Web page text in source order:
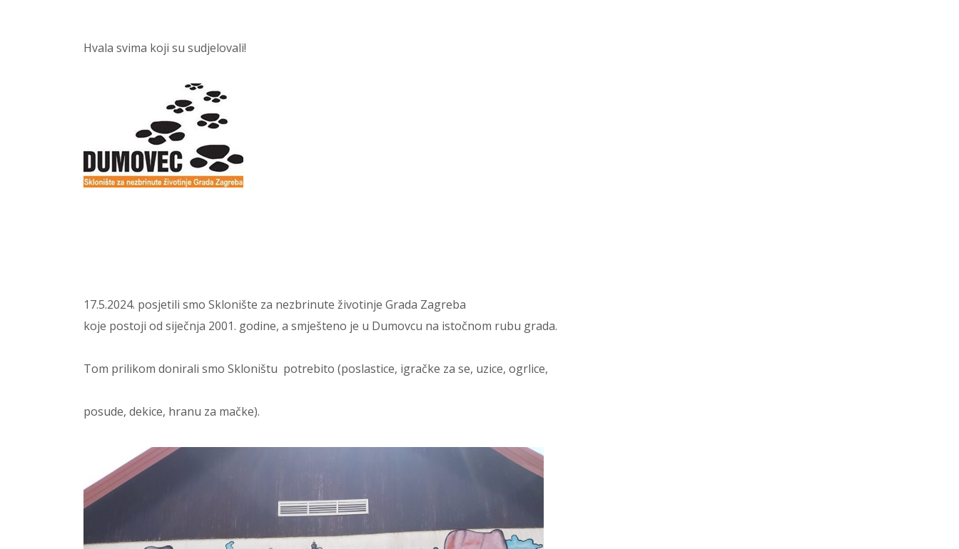
Hvala svima koji su sudjelovali!
17.5.2024. posjetili smo Sklonište za nezbrinute životinje Grada Zagreba
koje postoji od siječnja 2001. godine, a smješteno je u Dumovcu na istočnom rubu grada.
Tom prilikom donirali smo Skloništu potrebito (poslastice, igračke za se, uzice, ogrlice,
posude, dekice, hranu za mačke).